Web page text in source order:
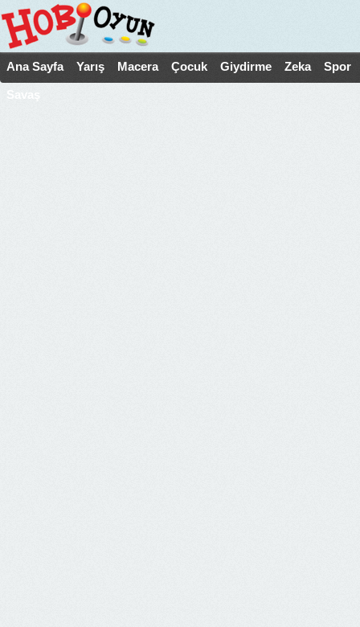
Ana Sayfa Yarış Macera Çocuk Giydirme Zeka Spor